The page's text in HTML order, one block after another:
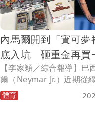
內馬爾開到「寶可夢
底入坑 砸重金再買
【李家穎／綜合報導】巴
爾（Neymar Jr.）近期從
圈，沒想到竟靠「寶可夢
生！剛在世界盃足球賽完
體育